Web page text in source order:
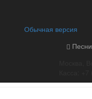
Обычная версия
Песни